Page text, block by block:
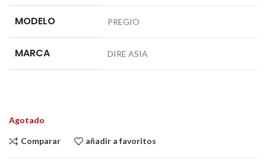
MODELO PREGIO
MARCA DIRE ASIA
Agotado
Comparar añadir a favoritos